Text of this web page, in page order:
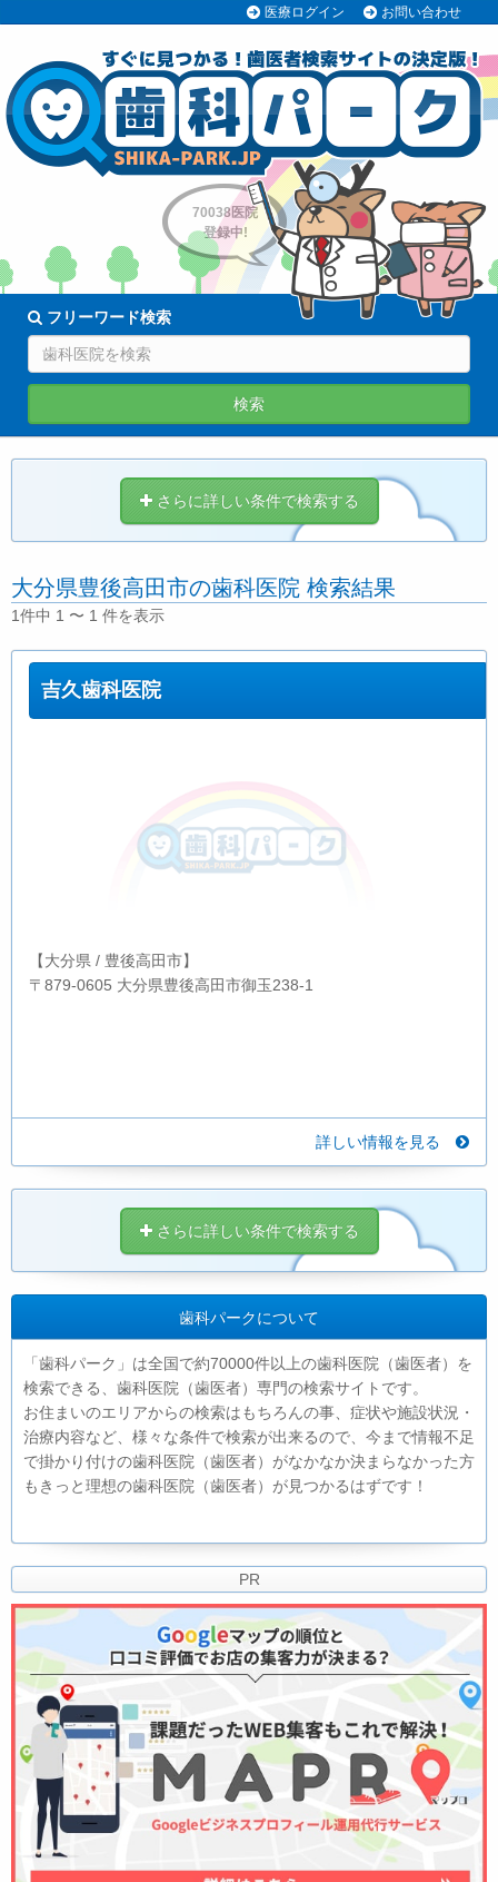
医療ログイン お問い合わせ
70038医院
登録中!
フリーワード検索
検索
さらに詳しい条件で検索する
大分県豊後高田市の歯科医院 検索結果
1件中 1 〜 1 件を表示
吉久歯科医院
【大分県 / 豊後高田市】
〒879-0605 大分県豊後高田市御玉238-1
詳しい情報を見る
さらに詳しい条件で検索する
歯科パークについて
「歯科パーク」は全国で約70000件以上の歯科医院（歯医者）を
検索できる、歯科医院（歯医者）専門の検索サイトです。
お住まいのエリアからの検索はもちろんの事、症状や施設状況・
治療内容など、様々な条件で検索が出来るので、今まで情報不足
で掛かり付けの歯科医院（歯医者）がなかなか決まらなかった方
もきっと理想の歯科医院（歯医者）が見つかるはずです！
PR